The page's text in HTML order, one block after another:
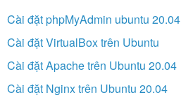
Cài đặt phpMyAdmin ubuntu 20.04
Cài đặt VirtualBox trên Ubuntu
Cài đặt Apache trên Ubuntu 20.04
Cài đặt Nginx trên Ubuntu 20.04